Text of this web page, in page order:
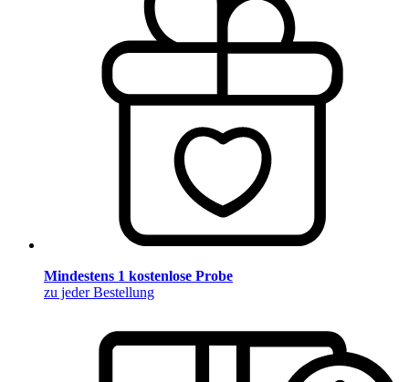
Mindestens 1 kostenlose Probe
zu jeder Bestellung